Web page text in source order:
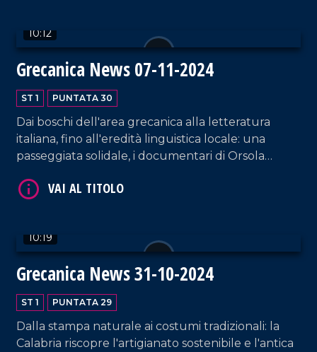
10:12
Grecanica News 07-11-2024
ST 1 PUNTATA 30
Dai boschi dell'area grecanica alla letteratura
italiana, fino all'eredità linguistica locale: una
passeggiata solidale, i documentari di Orsola
memoria, cultura e tradizione.
10:19
Grecanica News 31-10-2024
ST 1 PUNTATA 29
Dalla stampa naturale ai costumi tradizionali: la
Calabria riscopre l'artigianato sostenibile e l'antica